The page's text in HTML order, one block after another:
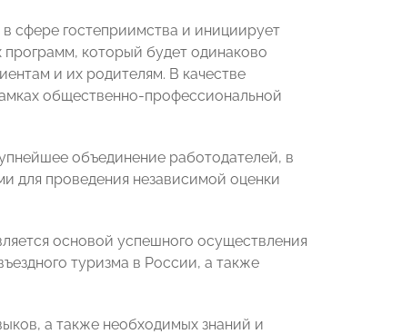
сфере гостеприимства и инициирует
программ, который будет одинаково
и их родителям. В качестве
общественно-профессиональной
объединение работодателей, в
для проведения независимой оценки
основой успешного осуществления
туризма в России, а также
а также необходимых знаний и